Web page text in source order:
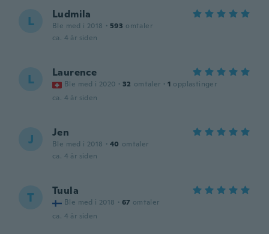
L Ludmila
Ble med i 2018 · 593 omtaler
ca. 4 år siden
L Laurence
Ble med i 2020 · 32 omtaler · 1 opplastinger
ca. 4 år siden
J Jen
Ble med i 2018 · 40 omtaler
ca. 4 år siden
T Tuula
Ble med i 2018 · 67 omtaler
ca. 4 år siden